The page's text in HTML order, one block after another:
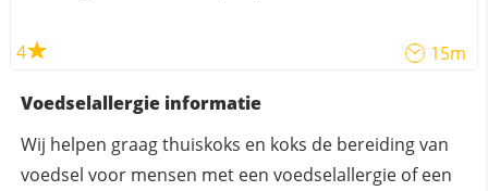
4 15m
Voedselallergie informatie
Wij helpen graag thuiskoks en koks de bereiding van
voedsel voor mensen met een voedselallergie of een